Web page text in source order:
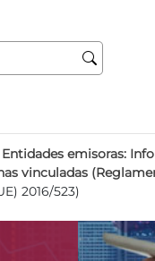
Entidades emisoras:
vinculadas
2016/523)